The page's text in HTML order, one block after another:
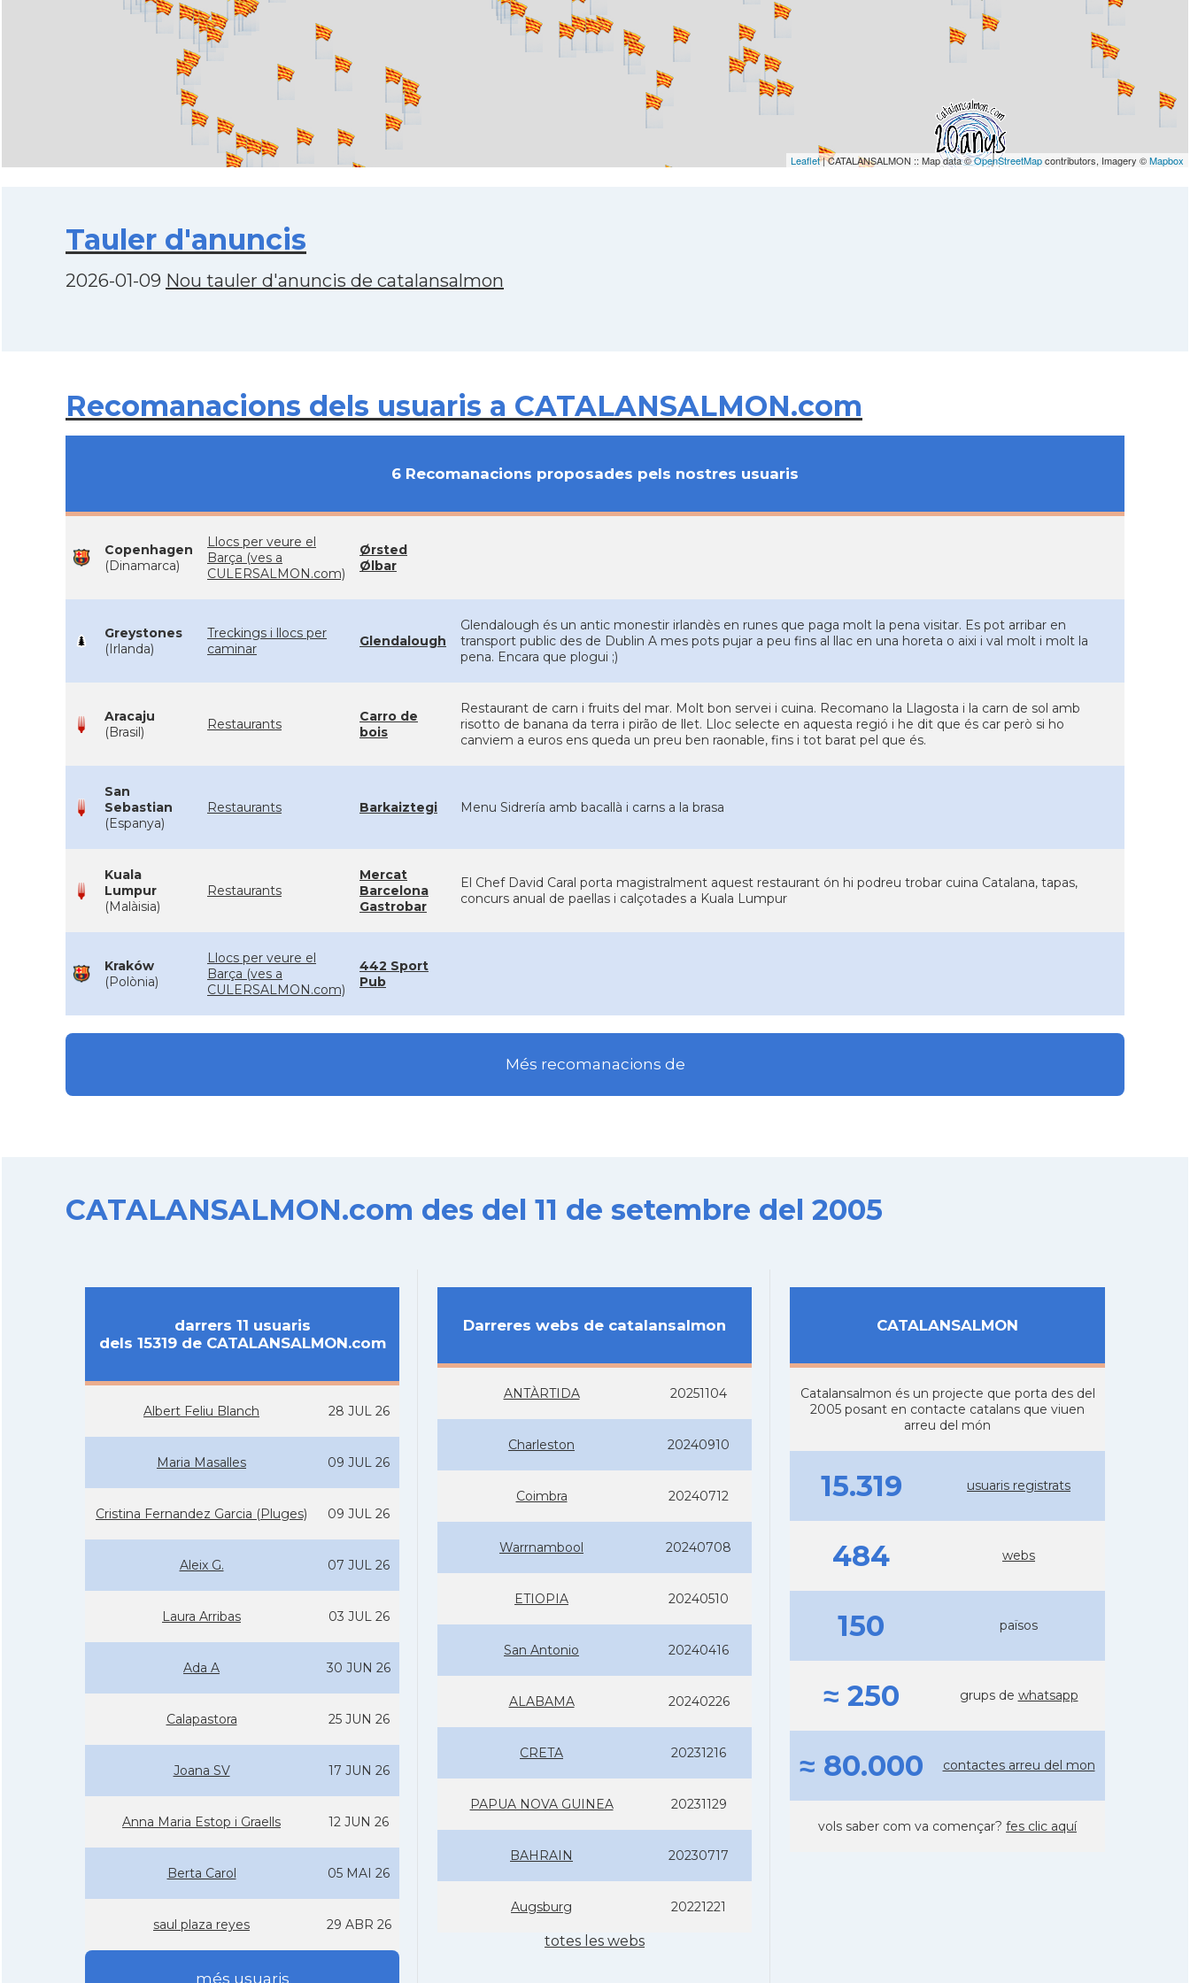
Leaflet| CATALANSALMON :: Map data ©OpenStreetMapcontributors, Imagery ©Mapbox
Tauler d'anuncis
2026-01-09 Nou tauler d'anuncis de catalansalmon
Recomanacions dels usuaris a CATALANSALMON.com
6 Recomanacions proposades pels nostres usuaris
Copenhagen
(Dinamarca)
Llocs per veure el
Barça (ves a
CULERSALMON.com)
Ørsted
Ølbar
Greystones
(Irlanda)
Treckings i llocs per
caminar
Glendalough
Glendalough és un antic monestir irlandès en runes que paga molt la pena visitar. Es pot arribar en
transport public des de Dublin A mes pots pujar a peu fins al llac en una horeta o aixi i val molt i molt la
pena. Encara que plogui ;)
Aracaju
(Brasil)
Restaurants
Carro de
bois
Restaurant de carn i fruits del mar. Molt bon servei i cuina. Recomano la Llagosta i la carn de sol amb
risotto de banana da terra i pirão de llet. Lloc selecte en aquesta regió i he dit que és car però si ho
canviem a euros ens queda un preu ben raonable, fins i tot barat pel que és.
San
Sebastian
(Espanya)
Restaurants Barkaiztegi Menu Sidrería amb bacallà i carns a la brasa
Kuala
Lumpur
(Malàisia)
Restaurants
Mercat
Barcelona
Gastrobar
El Chef David Caral porta magistralment aquest restaurant ón hi podreu trobar cuina Catalana, tapas,
concurs anual de paellas i calçotades a Kuala Lumpur
Kraków
(Polònia)
Llocs per veure el
Barça (ves a
CULERSALMON.com)
442 Sport
Pub
Més recomanacions de
CATALANSALMON.com des del 11 de setembre del 2005
darrers 11 usuaris
dels 15319 de CATALANSALMON.com
Albert Feliu Blanch 28 JUL 26
Maria Masalles 09 JUL 26
Cristina Fernandez Garcia (Pluges) 09 JUL 26
Aleix G. 07 JUL 26
Laura Arribas 03 JUL 26
Ada A 30 JUN 26
Calapastora 25 JUN 26
Joana SV 17 JUN 26
Anna Maria Estop i Graells 12 JUN 26
Berta Carol 05 MAI 26
saul plaza reyes 29 ABR 26
més usuaris
Darreres webs de catalansalmon
ANTÀRTIDA 20251104
Charleston 20240910
Coimbra 20240712
Warrnambool 20240708
ETIOPIA 20240510
San Antonio 20240416
ALABAMA 20240226
CRETA 20231216
PAPUA NOVA GUINEA 20231129
BAHRAIN 20230717
Augsburg 20221221
totes les webs
CATALANSALMON
Catalansalmon és un projecte que porta des del
2005 posant en contacte catalans que viuen
arreu del món
15.319 usuaris registrats
484 webs
150 països
≈ 250 grups de whatsapp
≈ 80.000 contactes arreu del mon
vols saber com va començar? fes clic aquí